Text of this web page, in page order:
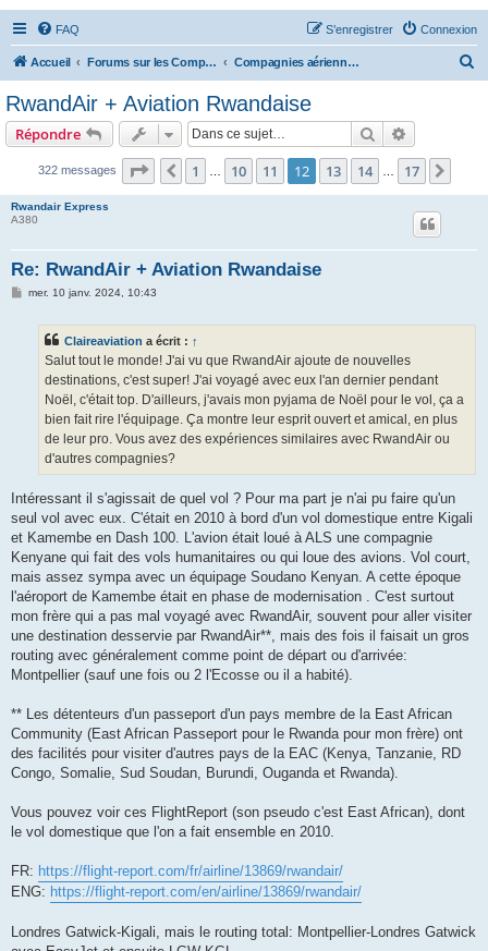
FAQ Connexion
S’enregistrer
Accueil Forums sur les Compagnies Aériennes Compagnies aériennes d'Afrique et du Moyen Orient
RwandAir + Aviation Rwandaise
Répondre Rechercher
322 messages Page 12 sur 17
Précédente
1 10 11 12 13 14 17
Rwandair Express
A380
Re: RwandAir + Aviation Rwandaise
Mmer. 10 janv. 2024, 10:43
Claireaviation a écrit : ↑
Salut tout le monde! J'ai vu que RwandAir ajoute de nouvelles
destinations, c'est super! J'ai voyagé avec eux l'an dernier pendant
Noël, c'était top. D'ailleurs, j'avais mon pyjama de Noël pour le vol, ça a
bien fait rire l'équipage. Ça montre leur esprit ouvert et amical, en plus
de leur pro. Vous avez des expériences similaires avec RwandAir ou
d'autres compagnies?
Intéressant il s'agissait de quel vol ? Pour ma part je n'ai pu faire qu'un
seul vol avec eux. C'était en 2010 à bord d'un vol domestique entre Kigali
et Kamembe en Dash 100. L'avion était loué à ALS une compagnie
Kenyane qui fait des vols humanitaires ou qui loue des avions. Vol court,
mais assez sympa avec un équipage Soudano Kenyan. A cette époque
l'aéroport de Kamembe était en phase de modernisation . C'est surtout
mon frère qui a pas mal voyagé avec RwandAir, souvent pour aller visiter
une destination desservie par RwandAir**, mais des fois il faisait un gros
routing avec généralement comme point de départ ou d'arrivée:
Montpellier (sauf une fois ou 2 l'Ecosse ou il a habité).
** Les détenteurs d'un passeport d'un pays membre de la East African
Community (East African Passeport pour le Rwanda pour mon frère) ont
des facilités pour visiter d'autres pays de la EAC (Kenya, Tanzanie, RD
Congo, Somalie, Sud Soudan, Burundi, Ouganda et Rwanda).
Vous pouvez voir ces FlightReport (son pseudo c'est East African), dont
le vol domestique que l'on a fait ensemble en 2010.
FR: https://flight-report.com/fr/airline/13869/rwandair/
ENG: https://flight-report.com/en/airline/13869/rwandair/
Londres Gatwick-Kigali, mais le routing total: Montpellier-Londres Gatwick